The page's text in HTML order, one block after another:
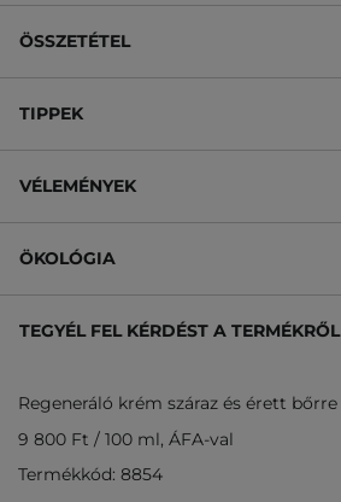
ÖSSZETÉTEL
TIPPEK
VÉLEMÉNYEK
ÖKOLÓGIA
TEGYÉL FEL KÉRDÉST A TERMÉKRŐL
Regeneráló krém száraz és érett bőrre
9 800 Ft / 100 ml, ÁFA-val
Termékkód: 8854